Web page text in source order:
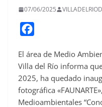
07/06/2025
c
e
b
o
El área de Medio
Villa del Río informa
2025, ha quedado
fotográfica
Medioambientales